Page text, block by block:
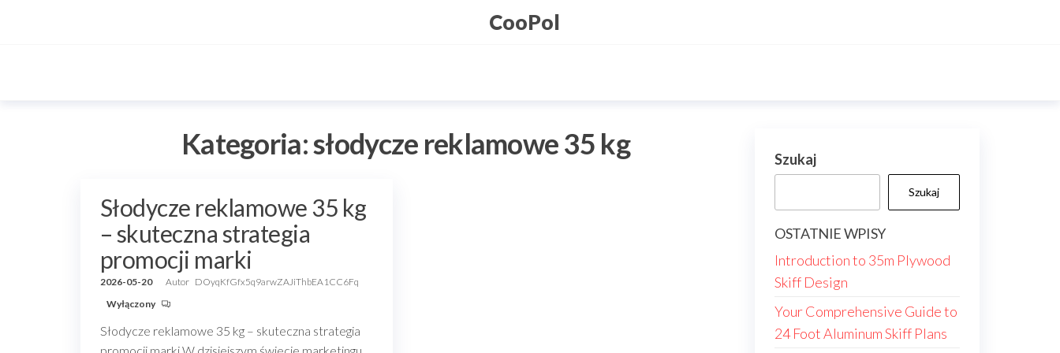
CooPol
Kategoria:słodycze reklamowe 35 kg
Słodycze reklamowe 35 kg
– skuteczna strategia
promocji marki
2026-05-20 Autor DOyqKfGfx5q9arwZAJiThbEA1CC6Fq
Wyłączony
Słodycze reklamowe 35 kg – skuteczna strategia
Szukaj
Szukaj
OSTATNIE WPISY
Introduction to 35m Plywood
Skiff Design
Your Comprehensive Guide to
24 Foot Aluminum Skiff Plans